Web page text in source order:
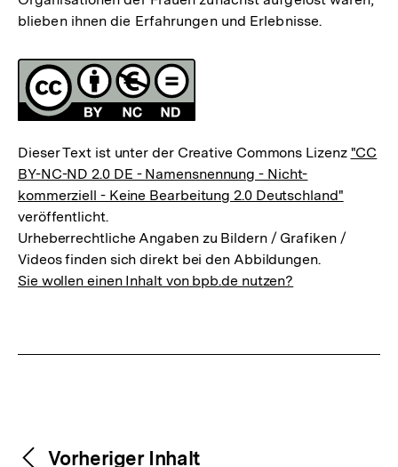
blieben ihnen die Erfahrungen und Erlebnisse.
Fussnoten
Lizenz
Dieser Text ist unter der Creative Commons Lizenz "CC
BY-NC-ND 2.0 DE - Namensnennung - Nicht-
kommerziell - Keine Bearbeitung 2.0 Deutschland"
veröffentlicht.
Urheberrechtliche Angaben zu Bildern / Grafiken /
Videos finden sich direkt bei den Abbildungen.
Sie wollen einen Inhalt von bpb.de nutzen?
Content-
Vorheriger Inhalt